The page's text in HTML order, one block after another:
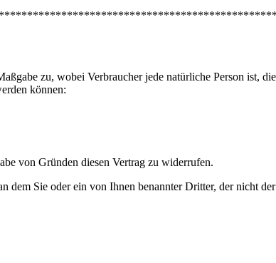
zu, wobei Verbraucher jede natürliche Person ist,
können:
von Gründen diesen Vertrag zu widerrufen.
dem Sie oder ein von Ihnen benannter Dritter, der nicht